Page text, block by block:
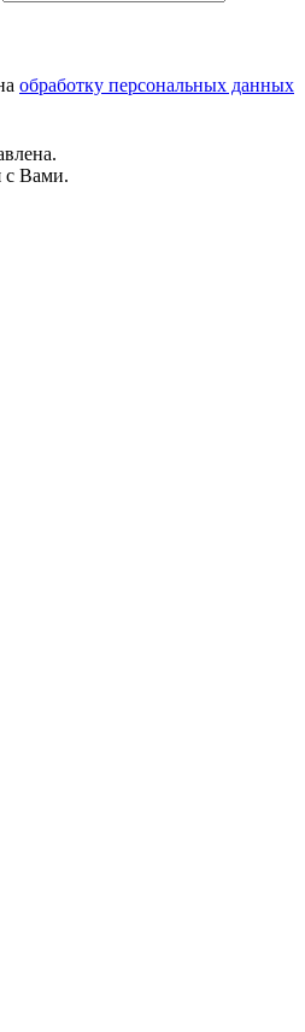
обработку персональных данных
с Вами.